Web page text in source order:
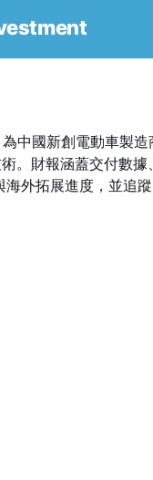
中國新創電動車製
。財報涵蓋交付數據
外拓展進度，並追